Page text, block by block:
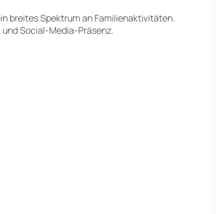
breites Spektrum an Familienaktivitäten.
Social-Media-Präsenz.